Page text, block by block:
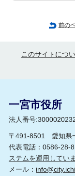
前の
このサイトにつ
一宮市役所
法人番号
〒491-8501 愛知県
代表電話：0586-28-
ステムを運用してい
メール：